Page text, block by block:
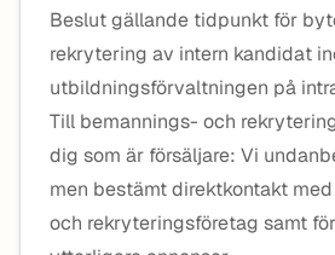
Beslut gällande tidpunkt för
rekrytering av intern kandidat
utbildningsförvaltningen på
Till bemannings- och
dig som är försäljare: Vi
men bestämt direktkontakt
och rekryteringsföretag samt